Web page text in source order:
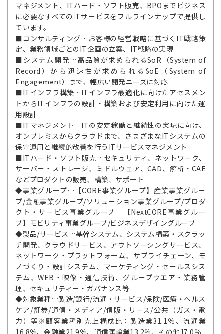
マネジメント、ITハード・ソフト販売、BPOまでビジネス
に必要なすべてのITサービスをフルラインナップで提供し
ています。
■コンサルティング…お客様の経営戦略に基づくIT戦略策
定、業務領域ごとのIT企画の立案、IT戦略の実現
■システム開発…高品質が求められるSoR（System of
Record）から迅速性が求められるSoE（System of
Engagement）まで、幅広い開発ニーズに対応
■ITインフラ構築…ITインフラ最適化に向けたアセスメン
トからITインフラの設計・構築および安定利用に向けた運
用設計
■ITマネジメント…ITの安定稼働と継続性の実現に向け、
オンプレミスからクラウドまで、さまざまなITシステムの
保守運用と継続的改善を行うITサービスマネジメント
■ITハード・ソフト販売…セキュリティ、ネットワーク、
サーバー・ストレージ、ミドルウェア、CAD、解析・CAE
などプロダクトの販売、構築、サポート
◆事業グループ…【CORE事業グループ】産業事業グルー
プ/金融事業グループ/ソリューション事業グループ/プロダ
クト・サービス事業グループ 【NextCORE事業グルー
プ】モビリティ事業グループ/ビジネスデザイングループ
◆製品/サービス…基幹システム、システム構築・スクラッ
チ開発、クラウドサービス、アウトソーシングサービス、
ネットワーク・プラットフォーム、サプライチェーン、モ
ノづくり・設計システム、マーケティング・セールスシス
テム、WEB・映像・通信技術、グループウエア・業務管
理、セキュリティー・ガバナンス等
◆対象業種…製造/銀行/流通・サービス/保険/医療・ヘルス
ケア/証券/通信・メディア/信販・リース/公共（ガス・電
力）等※顧客業種別売上構成比：製造業31.1％、流通業
16.8％、金融業21.9％、通信運輸業13.2％、その他17.0％